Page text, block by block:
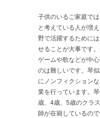
子供のいるご家庭で
と考えている人が増
野で活躍するために
せることが大事です
ゲームや歌などが中
のは難しいです。琴
にノンフィクション
業を行っています。
歳、4歳、5歳のクラ
師が在籍しているの